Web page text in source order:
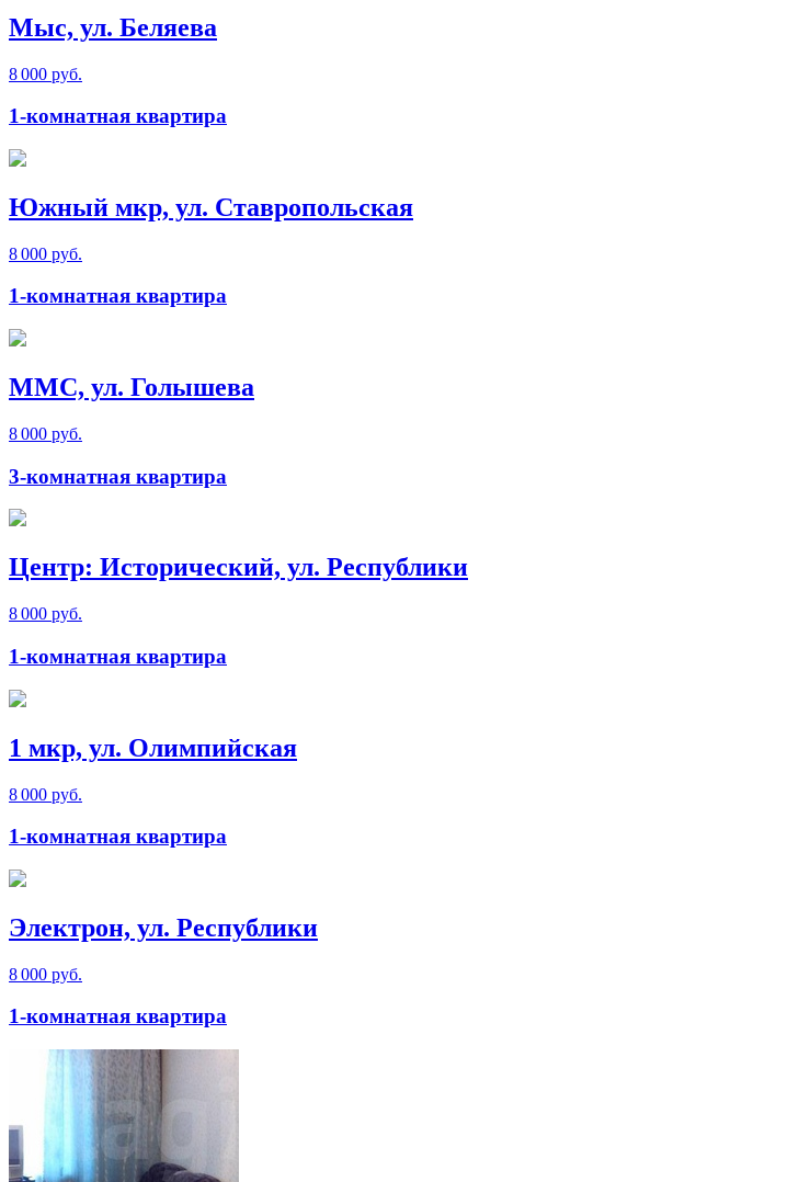
Мыс, ул. Беляева
8 000 руб.
1-комнатная квартира
Южный мкр, ул. Ставропольская
8 000 руб.
1-комнатная квартира
ММС, ул. Голышева
8 000 руб.
3-комнатная квартира
Центр: Исторический, ул. Республики
8 000 руб.
1-комнатная квартира
1 мкр, ул. Олимпийская
8 000 руб.
1-комнатная квартира
Электрон, ул. Республики
8 000 руб.
1-комнатная квартира